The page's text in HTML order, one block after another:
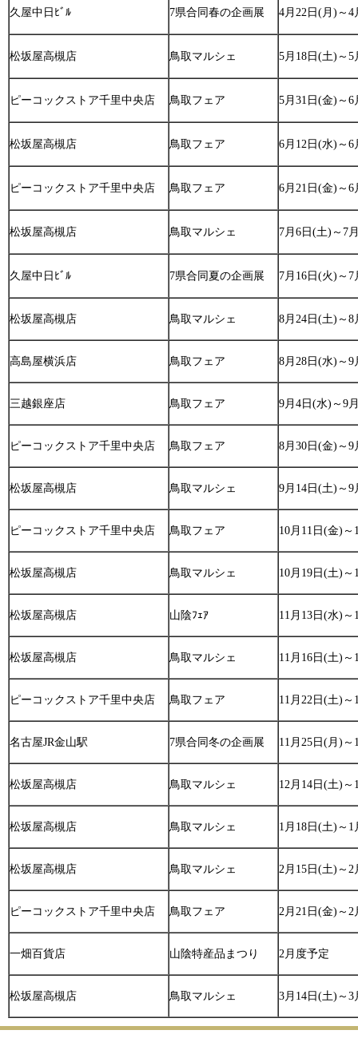
久屋中日ﾋﾞﾙ 7県合同春の企画展 4月22日(月)～4
松坂屋高槻店 鳥取マルシェ 5月18日(土)～5
ピーコックストア千里中央店 鳥取フェア 5月31日(金)～6
松坂屋高槻店 鳥取フェア 6月12日(水)～6
ピーコックストア千里中央店 鳥取フェア 6月21日(金)～6
松坂屋高槻店 鳥取マルシェ 7月6日(土)～7
久屋中日ﾋﾞﾙ 7県合同夏の企画展 7月16日(火)～7
松坂屋高槻店 鳥取マルシェ 8月24日(土)～8
高島屋横浜店 鳥取フェア 8月28日(水)～9
三越銀座店 鳥取フェア 9月4日(水)～9
ピーコックストア千里中央店 鳥取フェア 8月30日(金)～9
松坂屋高槻店 鳥取マルシェ 9月14日(土)～9
ピーコックストア千里中央店 鳥取フェア 10月11日(金)～
松坂屋高槻店 鳥取マルシェ 10月19日(土)～
松坂屋高槻店 山陰ﾌｪｱ 11月13日(水)～
松坂屋高槻店 鳥取マルシェ 11月16日(土)～
ピーコックストア千里中央店 鳥取フェア 11月22日(土)～
名古屋JR金山駅 7県合同冬の企画展 11月25日(月)～
松坂屋高槻店 鳥取マルシェ 12月14日(土)～
松坂屋高槻店 鳥取マルシェ 1月18日(土)～1
松坂屋高槻店 鳥取マルシェ 2月15日(土)～2
ピーコックストア千里中央店 鳥取フェア 2月21日(金)～2
一畑百貨店 山陰特産品まつり 2月度予定
松坂屋高槻店 鳥取マルシェ 3月14日(土)～3